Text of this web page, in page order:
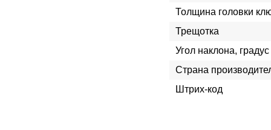
Толщина головки
Трещотка
Угол наклона, градус
Страна
Штрих-код